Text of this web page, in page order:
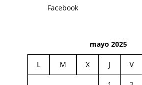
Facebook
mayo 2025
L M X J V